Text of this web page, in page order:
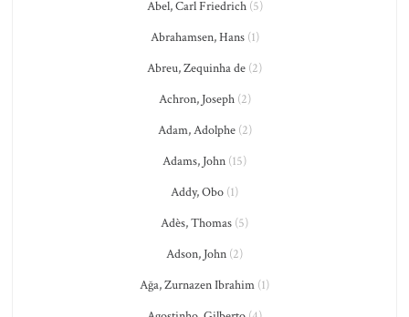
Abel, Carl Friedrich(5)
Abrahamsen, Hans(1)
Abreu, Zequinha de (2)
Achron, Joseph(2)
Adam, Adolphe(2)
Adams, John (15)
Addy, Obo (1)
Adès, Thomas (5)
Adson, John (2)
Ağa, Zurnazen Ibrahim (1)